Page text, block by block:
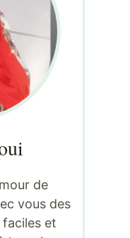
de
vous des
et